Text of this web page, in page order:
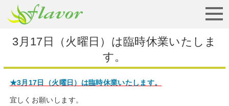
3月17日（火曜日）は臨時休業いたしま
す。
★3月17日（火曜日）は臨時休業いたします。
宜しくお願いします。